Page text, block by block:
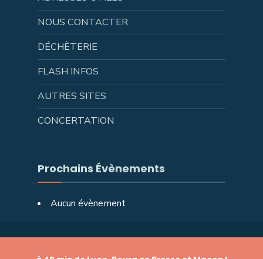
NOUS CONTACTER
DÉCHÈTERIE
FLASH INFOS
AUTRES SITES
CONCERTATION
Prochains Évènements
Aucun évènement